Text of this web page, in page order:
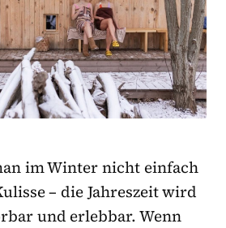
im Winter nicht einfach
– die Jahreszeit wird
und erlebbar. Wenn